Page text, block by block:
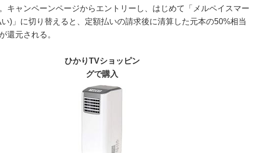
キャンペーンページからエントリーし、はじめて「メルペイスマー
い)」に切り替えると、定額払いの請求後に清算した元本の50%相当
還元される。
ひかりTVショッピン
グで購入